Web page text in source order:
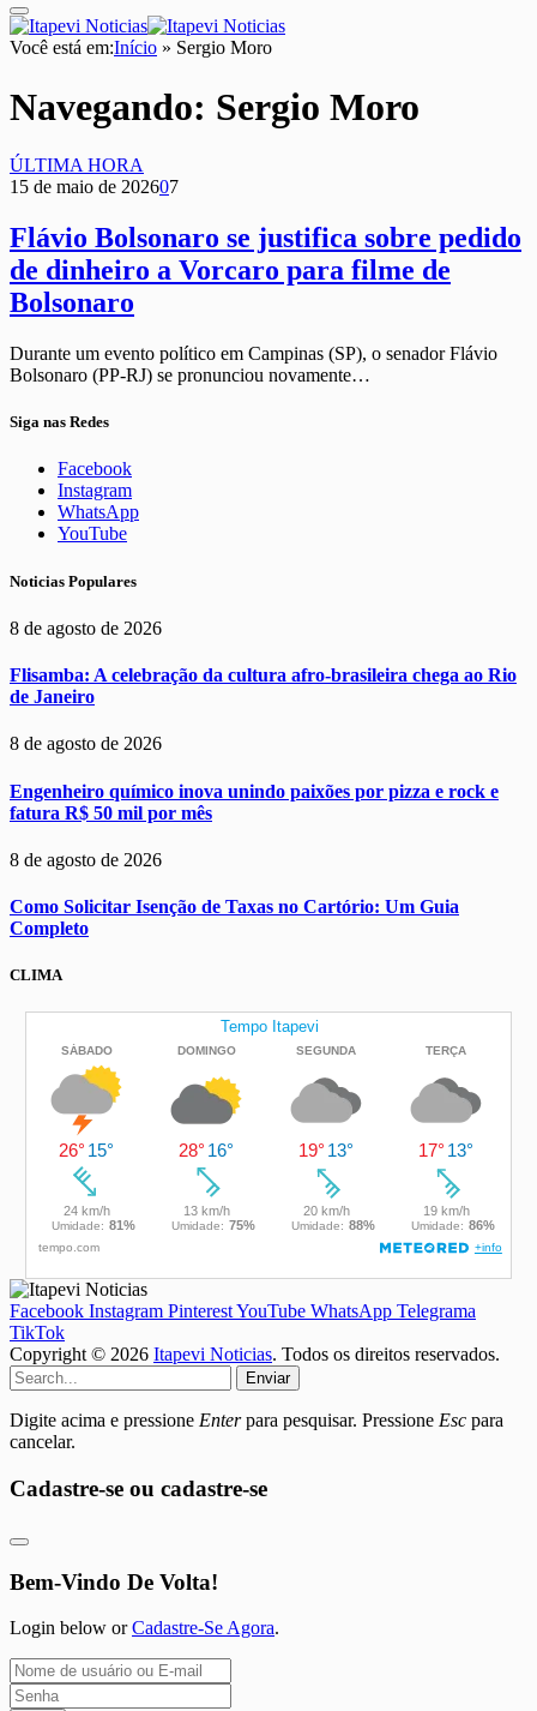
Você está em:Início » Sergio Moro
Navegando: Sergio Moro
ÚLTIMA HORA
15 de maio de 202607
Flávio Bolsonaro se justifica sobre pedido
de dinheiro a Vorcaro para filme de
Bolsonaro
Durante um evento político em Campinas (SP), o senador Flávio
Bolsonaro (PP-RJ) se pronunciou novamente…
Siga nas Redes
Facebook
Instagram
WhatsApp
YouTube
Noticias Populares
8 de agosto de 2026
Flisamba: A celebração da cultura afro-brasileira chega ao Rio
de Janeiro
8 de agosto de 2026
Engenheiro químico inova unindo paixões por pizza e rock e
fatura R$ 50 mil por mês
8 de agosto de 2026
Como Solicitar Isenção de Taxas no Cartório: Um Guia
Completo
CLIMA
Facebook Instagram PinterestYouTube WhatsApp Telegrama
TikTok
Copyright © 2026 Itapevi Noticias. Todos os direitos reservados.
Enviar
Digite acima e pressione Enterpara pesquisar. Pressione Esc para
cancelar.
Cadastre-se ou cadastre-se
Bem-Vindo De Volta!
Login below orCadastre-Se Agora.